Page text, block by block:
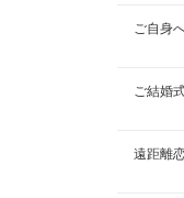
ご自身
ご結婚
遠距離